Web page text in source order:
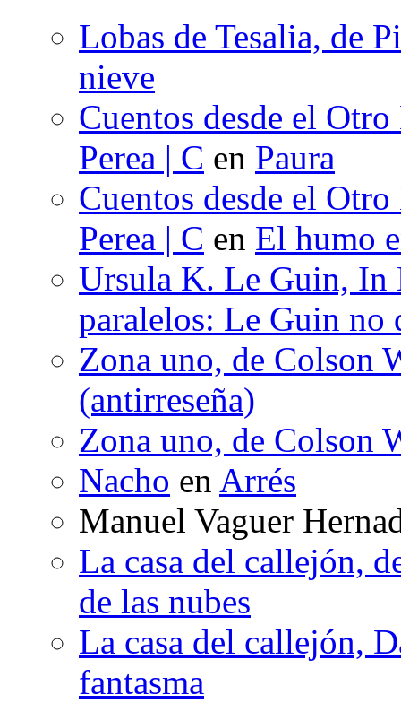
Lobas de Tesalia, de
nieve
Cuentos desde el
Perea | C en Paura
Cuentos desde el
Perea | C en El humo
Ursula K. Le Guin, In
paralelos: Le Guin no
Zona uno, de Colson
(antirreseña)
Zona uno, de Colson
Nacho en Arrés
Manuel Vaguer
La casa del callejón,
de las nubes
La casa del callejón,
fantasma